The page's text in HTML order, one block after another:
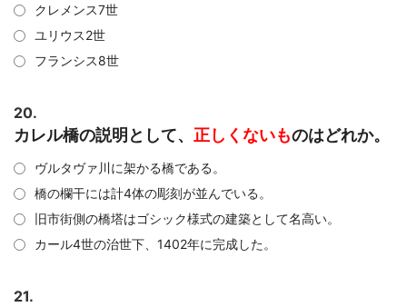
クレメンス7世
ユリウス2世
フランシス8世
20.
カレル橋の説明として、 正しくないものはどれか。
ヴルタヴァ川に架かる橋である。
橋の欄干には計4体の彫刻が並んでいる。
旧市街側の橋塔はゴシック様式の建築として名高い。
カール4世の治世下、1402年に完成した。
21.